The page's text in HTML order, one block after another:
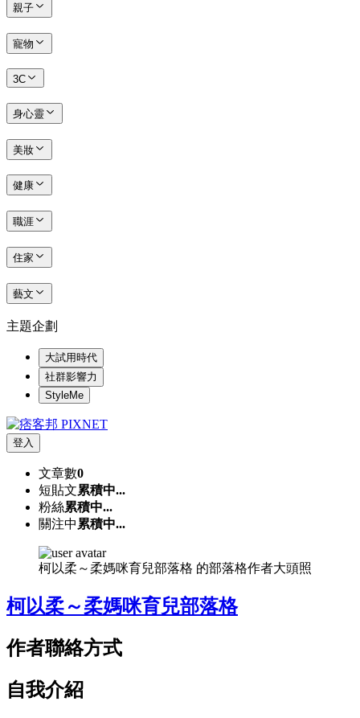
親子
寵物
3C
身心靈
美妝
健康
職涯
住家
藝文
主題企劃
大試用時代
社群影響力
StyleMe
登入
文章數0
短貼文累積中...
粉絲累積中...
關注中 累積中...
柯以柔～柔媽咪育兒部落格 的部落格作者大頭照
柯以柔～柔媽咪育兒部落格
作者聯絡方式
自我介紹